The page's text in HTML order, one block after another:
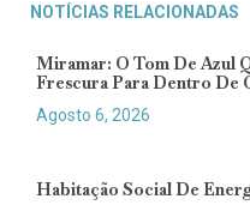
NOTÍCIAS RELACIONADAS
Miramar: O Tom De Azul
Frescura Para Dentro De
Agosto 6, 2026
Habitação Social De